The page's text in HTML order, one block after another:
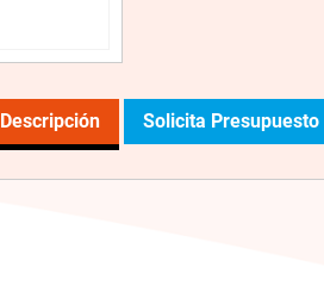
Descripción Solicita Presupuesto